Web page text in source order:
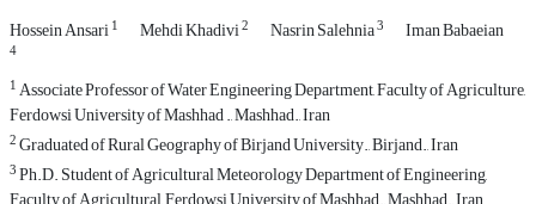
Hossein Ansari1 Mehdi Khadivi2 Nasrin Salehnia3 Iman Babaeian
4
1Associate Professor of Water Engineering Department, Faculty of Agriculture,
Ferdowsi University of Mashhad ., Mashhad., Iran
2Graduated of Rural Geography of Birjand University., Birjand., Iran
3Ph.D. Student of Agricultural Meteorology Department of Engineering,